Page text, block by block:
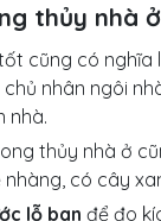
thủy nhà
cũng có
chủ nhân ngôi
nhà.
thủy nhà ở
có cây
lỗ ban để đo